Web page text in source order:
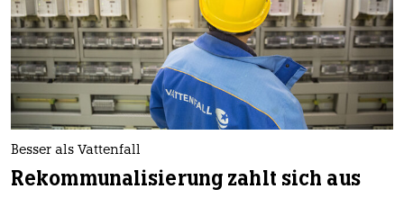
Besser als Vattenfall
Rekommunalisierung zahlt sich aus